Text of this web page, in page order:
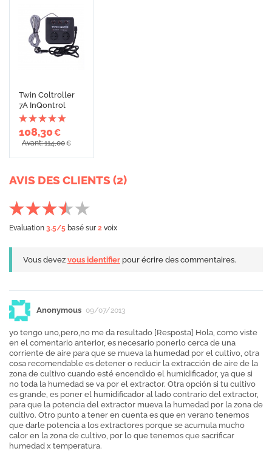
Twin Coltroller
7A InQontrol
108,30€
Avant: 114,00€
AVIS DES CLIENTS (2)
Evaluation 3.5/5 basé sur2 voix
Vous devez vous identifier pour écrire des commentaires.
Anonymous 09/07/2013
yo tengo uno,pero,no me da resultado [Resposta] Hola, como viste
en el comentario anterior, es necesario ponerlo cerca de una
corriente de aire para que se mueva la humedad por el cultivo, otra
cosa recomendable es detener o reducir la extracción de aire de la
zona de cultivo cuando esté encendido el humidificador, ya que si
no toda la humedad se va por el extractor. Otra opción si tu cultivo
es grande, es poner el humidificador al lado contrario del extractor,
para que la potencia del extractor mueva la humedad por la zona de
cultivo. Otro punto a tener en cuenta es que en verano tenemos
que darle potencia a los extractores porque se acumula mucho
calor en la zona de cultivo, por lo que tenemos que sacrificar
humedad x temperatura.